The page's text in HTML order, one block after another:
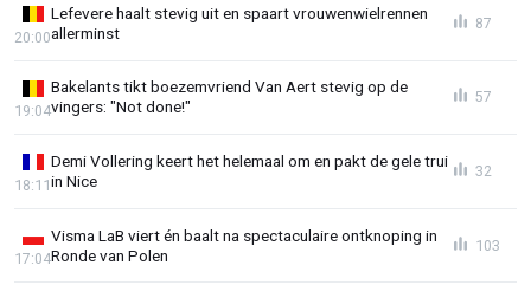
Lefevere haalt stevig uit en spaart vrouwenwielrennen
allerminst
20:00
87
Bakelants tikt boezemvriend Van Aert stevig op de
vingers: "Not done!"
19:04
57
Demi Vollering keert het helemaal om en pakt de gele trui
in Nice
18:11
32
Visma LaB viert én baalt na spectaculaire ontknoping in
Ronde van Polen
17:04
103